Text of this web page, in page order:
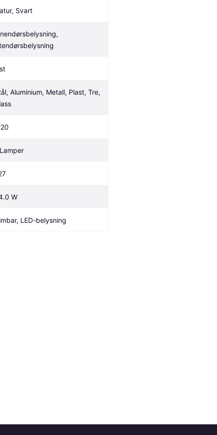
Svart
Aluminium, Metall, Plast, Tre,
W
LED-belysning